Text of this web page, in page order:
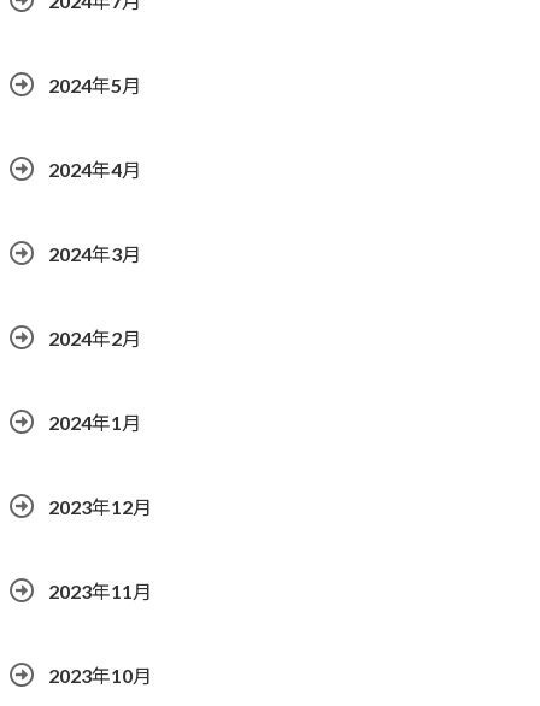
2024年5月
2024年4月
2024年3月
2024年2月
2024年1月
2023年12月
2023年11月
2023年10月